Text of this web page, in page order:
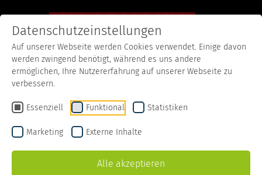
Datenschutzeinstellungen
Auf unserer Webseite werden Cookies verwendet. Einige davon
werden zwingend benötigt, während es uns andere
ermöglichen, Ihre Nutzererfahrung auf unserer Webseite zu
verbessern.
Essenziell Funktional Statistiken
Marketing Externe Inhalte
Alle akzeptieren